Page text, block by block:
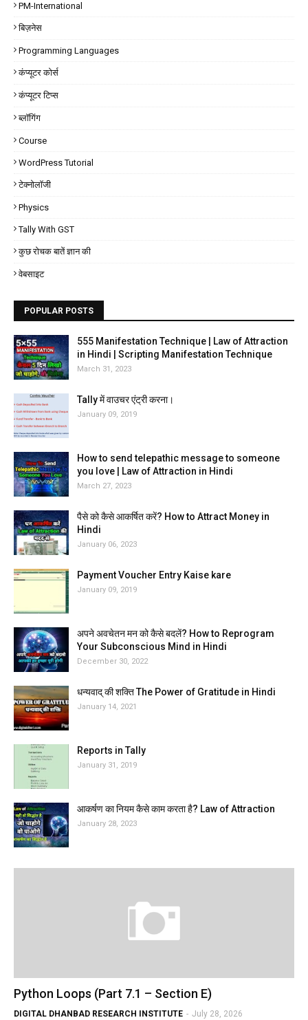
PM-International
बिज़नेस
Programming Languages
कंप्यूटर कोर्स
कंप्यूटर टिप्स
ब्लॉगिंग
Course
WordPress Tutorial
टेक्नोलॉजी
Physics
Tally With GST
कुछ रोचक बातें ज्ञान की
वेबसाइट
POPULAR POSTS
555 Manifestation Technique | Law of Attraction
in Hindi | Scripting Manifestation Technique
March 31, 2023
Tally में वाउचर एंट्री करना।
January 09, 2019
How to send telepathic message to someone
you love | Law of Attraction in Hindi
March 27, 2023
पैसे को कैसे आकर्षित करें? How to Attract Money in
Hindi
January 06, 2023
Payment Voucher Entry Kaise kare
January 09, 2019
अपने अवचेतन मन को कैसे बदलें? How to Reprogram
Your Subconscious Mind in Hindi
December 30, 2022
धन्यवाद् की शक्ति The Power of Gratitude in Hindi
January 14, 2021
Reports in Tally
January 31, 2019
आकर्षण का नियम कैसे काम करता है? Law of Attraction
January 28, 2023
Python Loops (Part 7.1 – Section E)
DIGITAL DHANBAD RESEARCH INSTITUTE - July 28, 2026